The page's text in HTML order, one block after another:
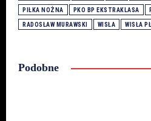
PIŁKA NOŻNA PKO BP EKSTRAKLASA
RADOSŁAW MURAWSKI WISŁA WISŁA
Podobne